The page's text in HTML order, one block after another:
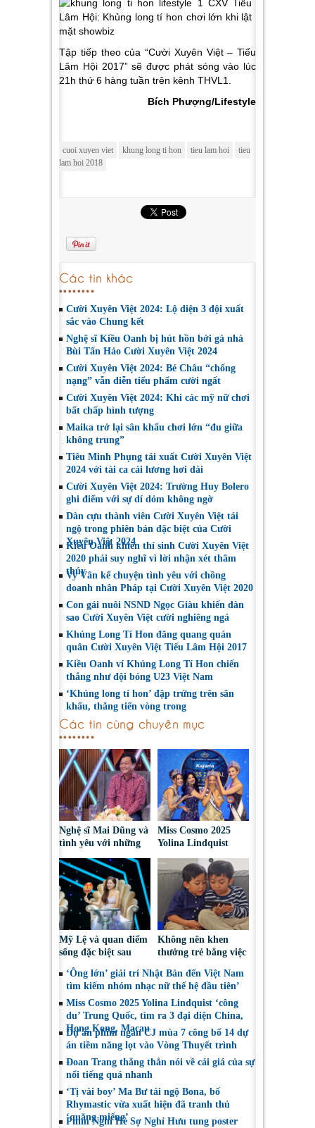
Tập tiếp theo của “Cười Xuyên Việt – Tiếu
Lâm Hội 2017” sẽ được phát sóng vào lúc
21h thứ 6 hàng tuần trên kênh THVL1.
Bích Phượng/Lifestyle
cuoi xuyen viet khung long ti hon tieu lam hoi
tieu
lam hoi 2018
Các tin khác
Cười Xuyên Việt 2024: Lộ diện 3 đội xuất
sắc vào Chung kết
Nghệ sĩ Kiều Oanh bị hút hồn bởi gà nhà
Bùi Tấn Hảo Cười Xuyên Việt 2024
Cười Xuyên Việt 2024: Bé Châu “chống
nạng” vẫn diễn tiểu phẩm cười ngất
Cười Xuyên Việt 2024: Khi các mỹ nữ chơi
bất chấp hình tượng
Maika trở lại sân khấu chơi lớn “đu giữa
không trung”
Tiêu Minh Phụng tái xuất Cười Xuyên Việt
2024 với tài ca cải lương hơi dài
Cười Xuyên Việt 2024: Trường Huy Bolero
ghi điểm với sự dí dỏm không ngờ
Dàn cựu thành viên Cười Xuyên Việt tái
ngộ trong phiên bản đặc biệt của Cười
Xuyên Việt 2024
Kiều Oanh khiến thí sinh Cười Xuyên Việt
2020 phải suy nghĩ vì lời nhận xét thâm
thúy
Vy Vân kể chuyện tình yêu với chồng
doanh nhân Pháp tại Cười Xuyên Việt 2020
Con gái nuôi NSND Ngọc Giàu khiến dàn
sao Cười Xuyên Việt cười nghiêng ngả
Khủng Long Tí Hon đăng quang quán
quân Cười Xuyên Việt Tiếu Lâm Hội 2017
Kiều Oanh ví Khủng Long Tí Hon chiến
thắng như đội bóng U23 Việt Nam
‘Khủng long tí hon’ đập trứng trên sân
khấu, thẳng tiến vòng trong
Các tin cùng chuyên mục
Nghệ sĩ Mai Dũng và
tình yêu với những
“vai ác dễ thương”
Miss Cosmo 2025
Yolina Lindquist
‘công du’ Nepal, tìm
đại diện mới tranh
tài Miss Cosmo 2026
Mỹ Lệ và quan điểm
sống đặc biệt sau
nhiều năm làm nghề
Không nên khen
thưởng trẻ bằng việc
thoại
‘Ông lớn’ giải trí Nhật Bản đến Việt Nam
tìm kiếm nhóm nhạc nữ thế hệ đầu tiên’
Miss Cosmo 2025 Yolina Lindquist ‘công
du’ Trung Quốc, tìm ra 3 đại diện China,
Hong Kong, Macau
Dự án phim ngắn CJ mùa 7 công bố 14 dự
án tiềm năng lọt vào Vòng Thuyết trình
Đoan Trang thẳng thắn nói về cái giá của sự
nổi tiếng quá nhanh
‘Tị vài boy’ Ma Bư tái ngộ Bona, bố
Rhymastic vừa xuất hiện đã tranh thủ
‘quăng miếng’
Phim Nghỉ Hè Sợ Nghỉ Hưu tung poster